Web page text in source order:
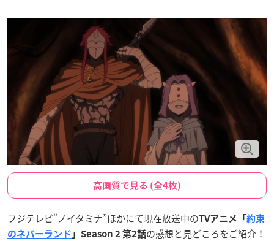
高画質で見る (全4枚)
フジテレビ“ノイタミナ”ほかにて現在放送中のTVアニメ「約束
のネバーランド 」Season 2 第2話の感想と見どころをご紹介！